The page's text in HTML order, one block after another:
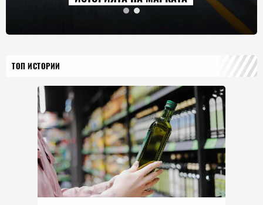
ТОП ИСТОРИИ